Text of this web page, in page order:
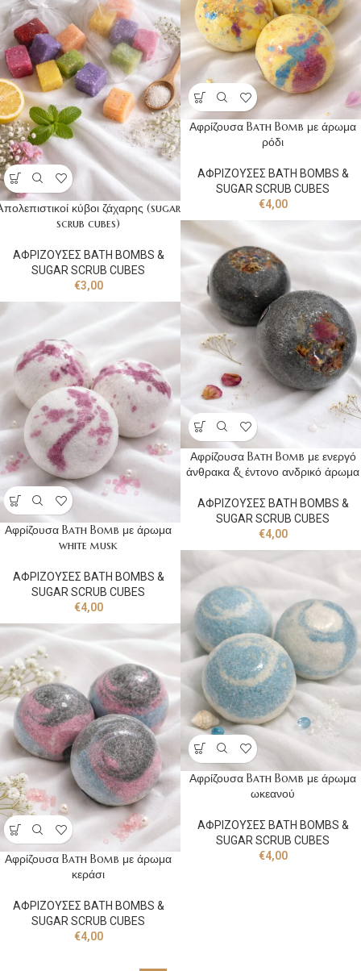
Αφρίζουσα Bath Bomb με άρωμα
ρόδι
ΑΦΡΙΖΟΥΣΕΣ BATH BOMBS &
SUGAR SCRUB CUBES
€4,00
κύβοι ζάχαρης (sugar
scrub cubes)
ΑΦΡΙΖΟΥΣΕΣ BATH BOMBS &
SUGAR SCRUB CUBES
€3,00
Αφρίζουσα Bath Bomb με ενεργό
άνθρακα & έντονο ανδρικό άρωμα
ΑΦΡΙΖΟΥΣΕΣ BATH BOMBS &
SUGAR SCRUB CUBES
€4,00
Αφρίζουσα Bath Bomb με άρωμα
white musk
ΑΦΡΙΖΟΥΣΕΣ BATH BOMBS &
SUGAR SCRUB CUBES
€4,00
Αφρίζουσα Bath Bomb με άρωμα
ωκεανού
ΑΦΡΙΖΟΥΣΕΣ BATH BOMBS &
SUGAR SCRUB CUBES
€4,00
Αφρίζουσα Bath Bomb με άρωμα
κεράσι
ΑΦΡΙΖΟΥΣΕΣ BATH BOMBS &
SUGAR SCRUB CUBES
€4,00